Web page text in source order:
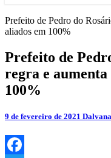
Prefeito de Pedro do
aliados em 100%
Prefeito de
regra e aumenta
100%
9 de fevereiro de 2021